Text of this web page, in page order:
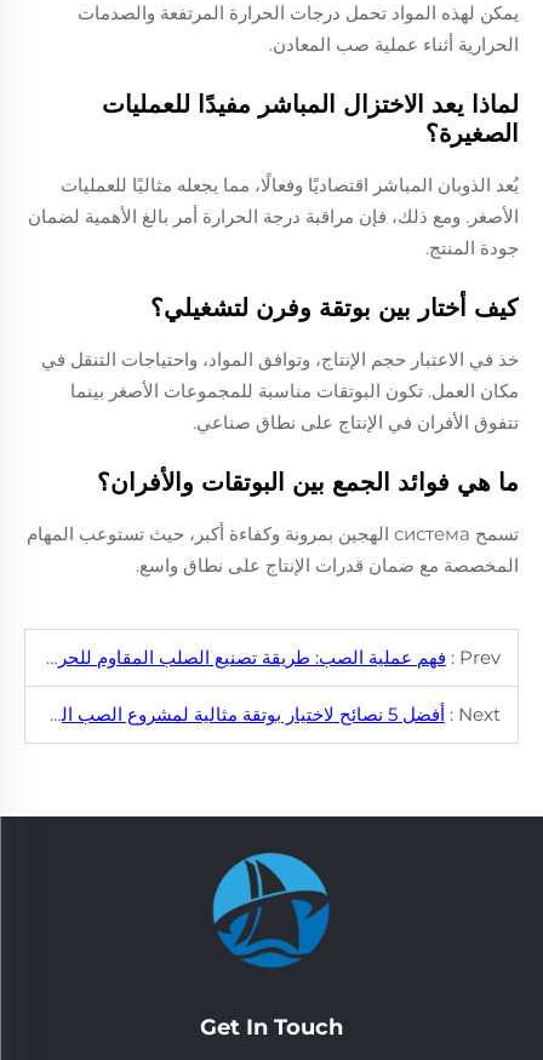
يمكن لهذه المواد تحمل درجات الحرارة المرتفعة والصدمات
الحرارية أثناء عملية صب المعادن.
لماذا يعد الاختزال المباشر مفيدًا للعمليات
الصغيرة؟
يُعد الذوبان المباشر اقتصاديًا وفعالًا، مما يجعله مثاليًا للعمليات
الأصغر. ومع ذلك، فإن مراقبة درجة الحرارة أمر بالغ الأهمية لضمان
جودة المنتج.
كيف أختار بين بوتقة وفرن لتشغيلي؟
خذ في الاعتبار حجم الإنتاج، وتوافق المواد، واحتياجات التنقل في
مكان العمل. تكون البوتقات مناسبة للمجموعات الأصغر بينما
تتفوق الأفران في الإنتاج على نطاق صناعي.
ما هي فوائد الجمع بين البوتقات والأفران؟
تسمح система الهجين بمرونة وكفاءة أكبر، حيث تستوعب المهام
المخصصة مع ضمان قدرات الإنتاج على نطاق واسع.
Prev : فهم عملية الصب: طريقة تصنيع الصلب المقاوم للحرارة ومزاياه
Next : أفضل 5 نصائح لاختيار بوتقة مثالية لمشروع الصب الخاص بك
Get In Touch